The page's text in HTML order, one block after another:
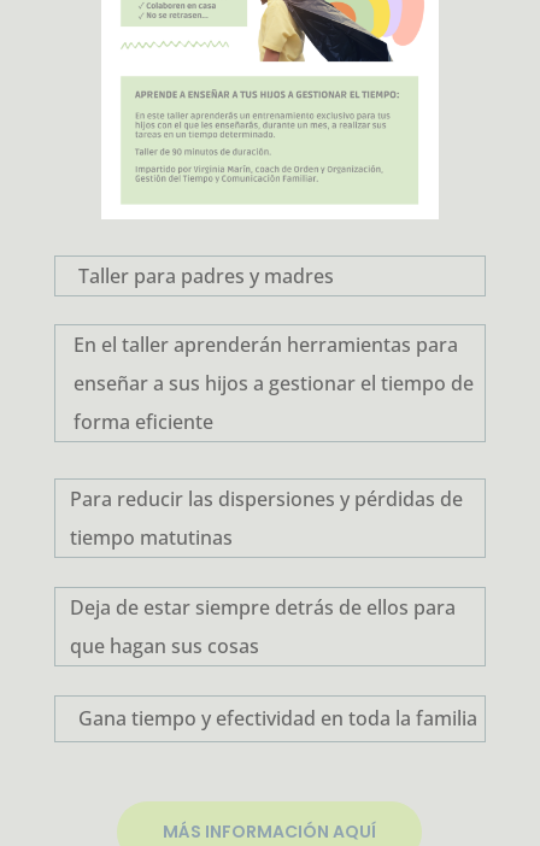
Taller para padres y madres
En el taller aprenderán herramientas para
enseñar a sus hijos a gestionar el tiempo de
forma eficiente
Para reducir las dispersiones y pérdidas de
tiempo matutinas
Deja de estar siempre detrás de ellos para
que hagan sus cosas
Gana tiempo y efectividad en toda la familia
MÁS INFORMACIÓN AQUÍ